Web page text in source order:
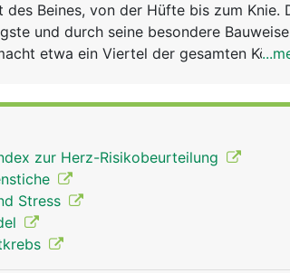
Beines, von der Hüfte bis zum Knie.
und durch seine besondere
etwa ein Viertel der gesamten
Beckens das Hüftgelenk. Der
Befestigungsanker für Bänder und
zur Herz-Risikobeurteilung
Stress